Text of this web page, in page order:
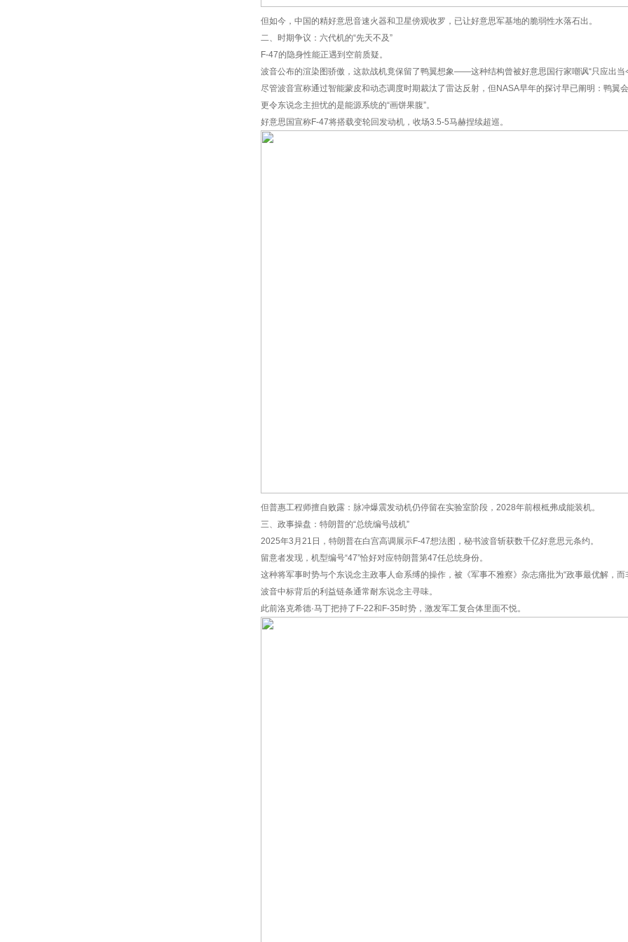
但如今，中国的精好意思音速火器和卫星傍观收罗，已让好意思军基地的脆弱性水落石出。
二、时期争议：六代机的“先天不及”
F-47的隐身性能正遇到空前质疑。
波音公布的渲染图骄傲，这款战机竟保留了鸭翼想象——这种结构曾被好意思国行家嘲讽“只应出当
尽管波音宣称通过智能蒙皮和动态调度时期裁汰了雷达反射，但NASA早年的探讨早已阐明：鸭翼
更令东说念主担忧的是能源系统的“画饼果腹”。
好意思国宣称F-47将搭载变轮回发动机，收场3.5-5马赫捏续超巡。
但普惠工程师擅自败露：脉冲爆震发动机仍停留在实验室阶段，2028年前根柢弗成能装机。
三、政事操盘：特朗普的“总统编号战机”
2025年3月21日，特朗普在白宫高调展示F-47想法图，秘书波音斩获数千亿好意思元条约。
留意者发现，机型编号“47”恰好对应特朗普第47任总统身份。
这种将军事时势与个东说念主政事人命系缚的操作，被《军事不雅察》杂志痛批为“政事最优解，而
波音中标背后的利益链条通常耐东说念主寻味。
此前洛克希德·马丁把持了F-22和F-35时势，激发军工复合体里面不悦。